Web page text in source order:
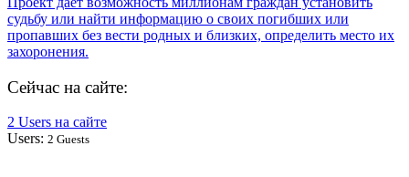
Сейчас на сайте:
2 Users на сайте
Users: 2 Guests